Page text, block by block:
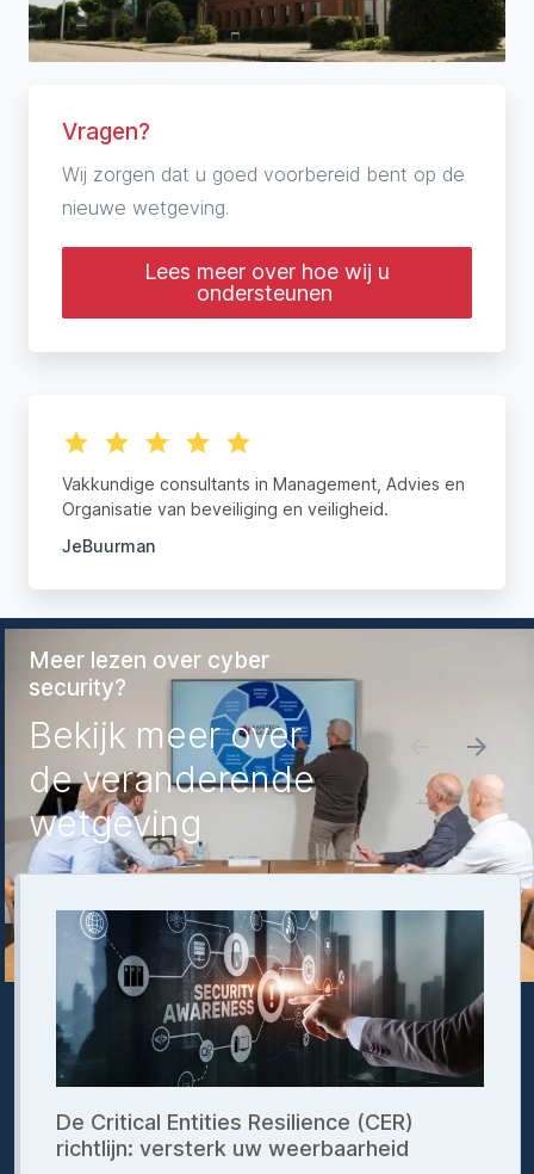
Vragen?
Wij zorgen dat u goed voorbereid bent op de
nieuwe wetgeving.
Lees meer over hoe wij u
ondersteunen
Vakkundige consultants in Management, Advies en
Organisatie van beveiliging en veiligheid.
JeBuurman
Meer lezen over cyber
security?
Bekijk meer over
de veranderende
wetgeving
De Critical Entities Resilience (CER)
richtlijn: versterk uw weerbaarheid